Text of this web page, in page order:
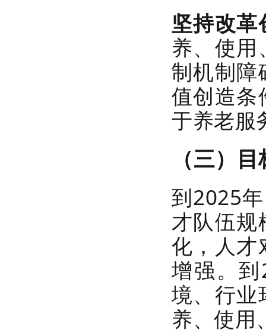
坚持改
养、使
制机制障
值创造条
于养老服
（三）
到2025
才队伍规
化，人才
增强。
境、行业
养、使用